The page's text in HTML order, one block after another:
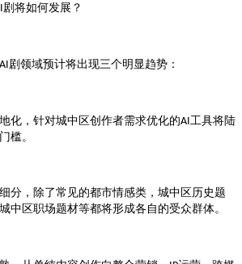
剧将如何发展？
剧领域预计将出现三个明显趋势：
化，针对城中区创作者需求优化的AI 工具将陆
槛。
分，除了常见的都市情感类， 城中区 历史题
城中区职场题材等都将形成各自的受众群体。